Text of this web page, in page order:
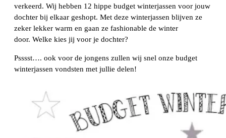
verkeerd. Wij hebben 12 hippe budget winterjassen voor jouw
dochter bij elkaar geshopt. Met deze winterjassen blijven ze
zeker lekker warm en gaan ze fashionable de winter
door. Welke kies jij voor je dochter?
Psssst…. ook voor de jongens zullen wij snel onze budget
winterjassen vondsten met jullie delen!